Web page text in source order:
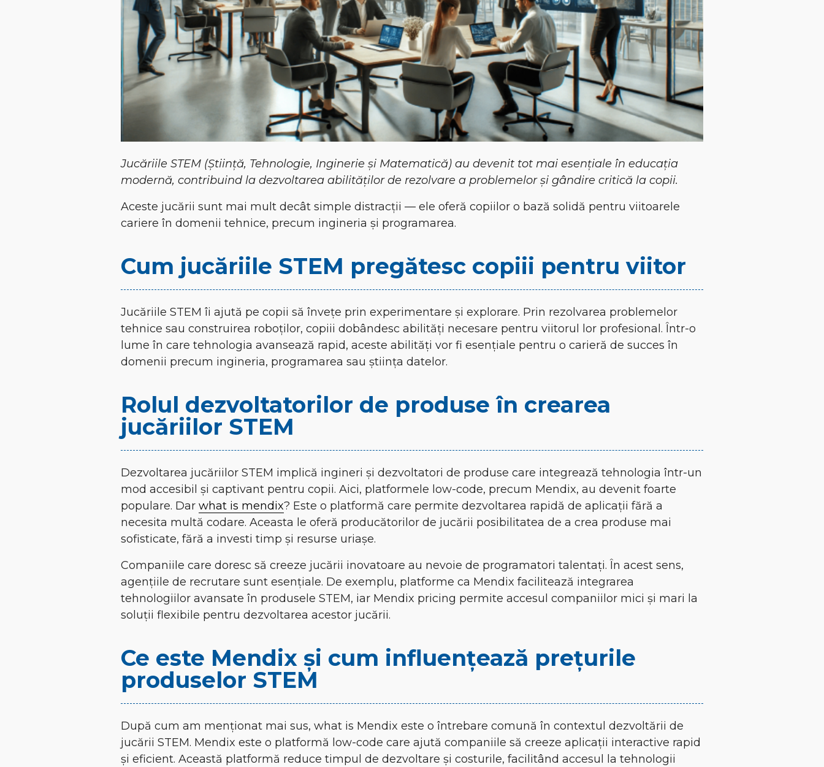
Jucăriile STEM (Știință, Tehnologie, Inginerie și Matematică) au devenit tot mai esențiale în educația
modernă, contribuind la dezvoltarea abilităților de rezolvare a problemelor și gândire critică la copii.
Aceste jucării sunt mai mult decât simple distracții — ele oferă copiilor o bază solidă pentru viitoarele
cariere în domenii tehnice, precum ingineria și programarea.
Cum jucăriile STEM pregătesc copiii pentru viitor
Jucăriile STEM îi ajută pe copii să învețe prin experimentare și explorare. Prin rezolvarea problemelor
tehnice sau construirea roboților, copiii dobândesc abilități necesare pentru viitorul lor profesional. Într-o
lume în care tehnologia avansează rapid, aceste abilități vor fi esențiale pentru o carieră de succes în
domenii precum ingineria, programarea sau știința datelor.
Rolul dezvoltatorilor de produse în crearea
jucăriilor STEM
Dezvoltarea jucăriilor STEM implică ingineri și dezvoltatori de produse care integrează tehnologia într-un
mod accesibil și captivant pentru copii. Aici, platformele low-code, precum Mendix, au devenit foarte
populare. Dar what is mendix? Este o platformă care permite dezvoltarea rapidă de aplicații fără a
necesita multă codare. Aceasta le oferă producătorilor de jucării posibilitatea de a crea produse mai
sofisticate, fără a investi timp și resurse uriașe.
Companiile care doresc să creeze jucării inovatoare au nevoie de programatori talentați. În acest sens,
agențiile de recrutare sunt esențiale. De exemplu, platforme ca Mendix facilitează integrarea
tehnologiilor avansate în produsele STEM, iar Mendix pricing permite accesul companiilor mici și mari la
soluții flexibile pentru dezvoltarea acestor jucării.
Ce este Mendix și cum influențează prețurile
produselor STEM
După cum am menționat mai sus, what is Mendix este o întrebare comună în contextul dezvoltării de
jucării STEM. Mendix este o platformă low-code care ajută companiile să creeze aplicații interactive rapid
și eficient. Această platformă reduce timpul de dezvoltare și costurile, facilitând accesul la tehnologii